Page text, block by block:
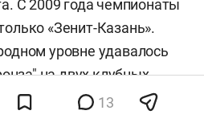
С 2009 года чемпионаты
«Зенит-Казань».
уровне удавалось
на двух клубных
и 2011. "Серебро" в Лиге
13